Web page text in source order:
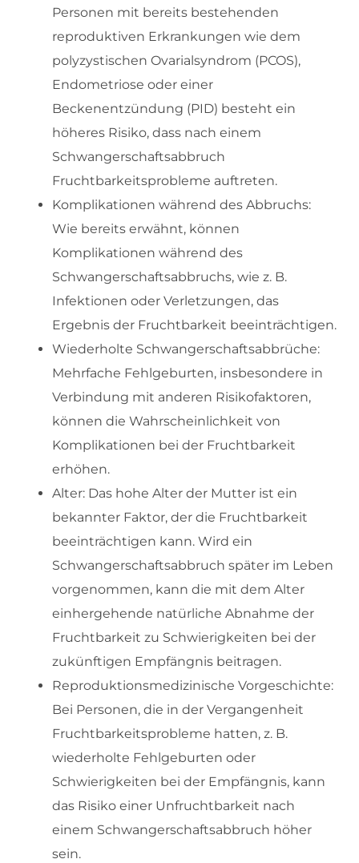
Personen mit bereits bestehenden
reproduktiven Erkrankungen wie dem
polyzystischen Ovarialsyndrom (PCOS),
Endometriose oder einer
Beckenentzündung (PID) besteht ein
höheres Risiko, dass nach einem
Schwangerschaftsabbruch
Fruchtbarkeitsprobleme auftreten.
Komplikationen während des Abbruchs:
Wie bereits erwähnt, können
Komplikationen während des
Schwangerschaftsabbruchs, wie z. B.
Infektionen oder Verletzungen, das
Ergebnis der Fruchtbarkeit beeinträchtigen.
Wiederholte Schwangerschaftsabbrüche:
Mehrfache Fehlgeburten, insbesondere in
Verbindung mit anderen Risikofaktoren,
können die Wahrscheinlichkeit von
Komplikationen bei der Fruchtbarkeit
erhöhen.
Alter: Das hohe Alter der Mutter ist ein
bekannter Faktor, der die Fruchtbarkeit
beeinträchtigen kann. Wird ein
Schwangerschaftsabbruch später im Leben
vorgenommen, kann die mit dem Alter
einhergehende natürliche Abnahme der
Fruchtbarkeit zu Schwierigkeiten bei der
zukünftigen Empfängnis beitragen.
Reproduktionsmedizinische Vorgeschichte:
Bei Personen, die in der Vergangenheit
Fruchtbarkeitsprobleme hatten, z. B.
wiederholte Fehlgeburten oder
Schwierigkeiten bei der Empfängnis, kann
das Risiko einer Unfruchtbarkeit nach
einem Schwangerschaftsabbruch höher
sein.